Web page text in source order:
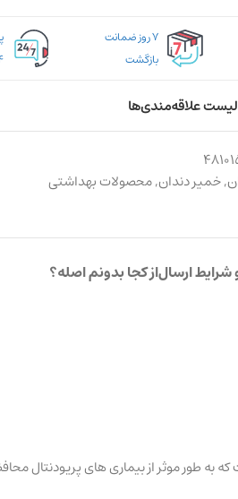
۷ روز ضمانت
بازگشت
لیست علاقه‌مندی‌ها
,خمیر دندان,محصولات بهداشتی
شرایط ارسالاز کجا بدونم اصله؟
طور موثر از بیماری های پریودنتال